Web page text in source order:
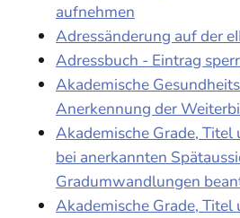
aufnehmen
Adressänderung auf der
Adressbuch - Eintrag
Akademische
Anerkennung der
Akademische Grade, Titel
bei anerkannten
Gradumwandlungen
Akademische Grade, Titel